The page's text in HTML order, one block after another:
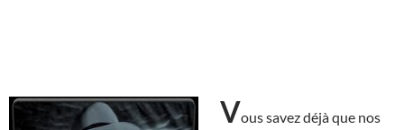
Vous savez déjà que nos